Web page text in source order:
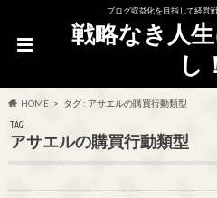
ブログ収益化を目指して経営
戦略なき人
し！
HOME タグ : アサエルの購買行動類型
TAG
アサエルの購買行動類型